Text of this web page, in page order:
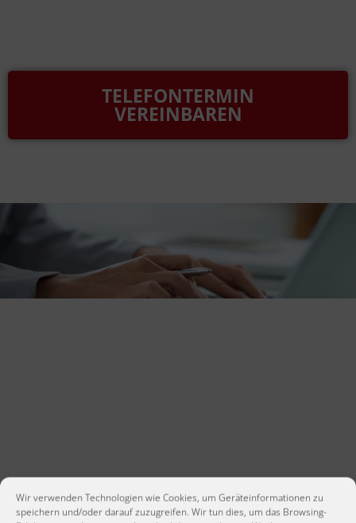
Wir verwenden Technologien wie Cookies, um Geräteinformationen zu
speichern und/oder darauf zuzugreifen. Wir tun dies, um das Browsing-
TELEFONTERMIN
VEREINBAREN
Vorname, Name